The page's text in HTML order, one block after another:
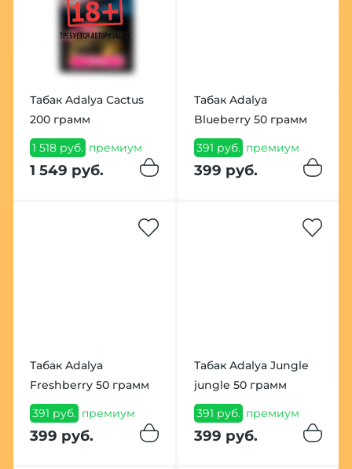
Табак Adalya Cactus
200 грамм
1 518 руб. премиум
1 549 руб.
Табак Adalya
Blueberry 50 грамм
391 руб. премиум
399 руб.
Табак Adalya
Freshberry 50 грамм
391 руб. премиум
399 руб.
Табак Adalya Jungle
jungle 50 грамм
391 руб. премиум
399 руб.